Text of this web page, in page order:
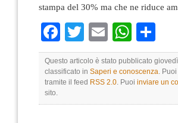
stampa del 30% ma che ne riduce
Facebook
TwitterEmail
Questo articolo è stato pubblicato
classificato in Saperi e conoscenza.
tramite il feed RSS 2.0. Puoi inviare un
sito.